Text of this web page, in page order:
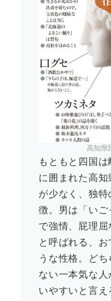
高知県
もともと四国
に囲まれた高
が少なく、独
徴。男は「いご
で強情、屁理屈
と呼ばれる、
うな性格。ど
ない一本気な
いやすいと言